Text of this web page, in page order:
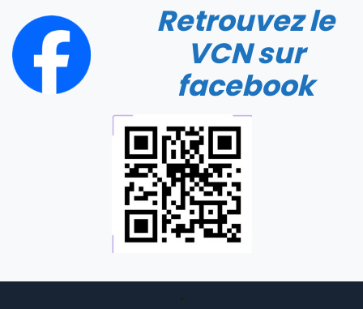
Retrouvez le
VCN sur
facebook
.